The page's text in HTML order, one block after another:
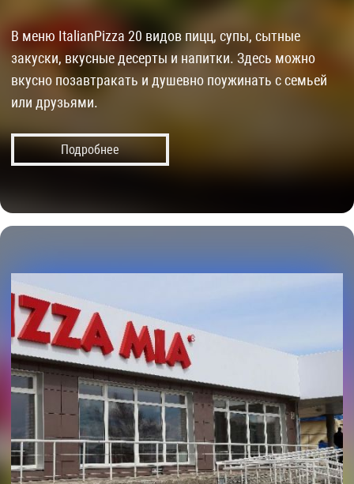
В меню ItalianPizza 20 видов пицц, супы, сытные
закуски, вкусные десерты и напитки. Здесь можно
вкусно позавтракать и душевно поужинать с семьей
или друзьями.
Подробнее